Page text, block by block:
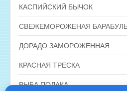
КАСПИЙСКИЙ БЫЧОК
СВЕЖЕМОРОЖЕНАЯ
ДОРАДО ЗАМОРОЖЕННАЯ
КРАСНАЯ ТРЕСКА
РЫБА ПОЛАКА